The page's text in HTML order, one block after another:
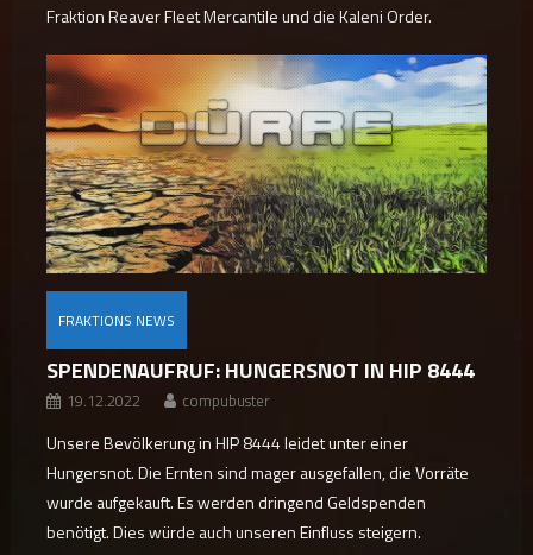
Fraktion Reaver Fleet Mercantile und die Kaleni Order.
FRAKTIONS NEWS
SPENDENAUFRUF: HUNGERSNOT IN HIP 8444
19.12.2022 compubuster
Unsere Bevölkerung in HIP 8444 leidet unter einer
Hungersnot. Die Ernten sind mager ausgefallen, die Vorräte
wurde aufgekauft. Es werden dringend Geldspenden
benötigt. Dies würde auch unseren Einfluss steigern.